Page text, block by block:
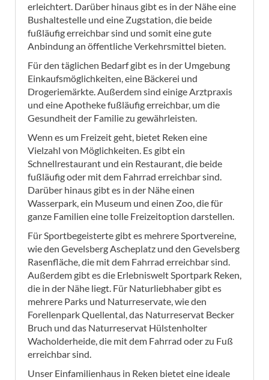
erleichtert. Darüber hinaus gibt es in der Nähe eine
Bushaltestelle und eine Zugstation, die beide
fußläufig erreichbar sind und somit eine gute
Anbindung an öffentliche Verkehrsmittel bieten.
Für den täglichen Bedarf gibt es in der Umgebung
Einkaufsmöglichkeiten, eine Bäckerei und
Drogeriemärkte. Außerdem sind einige Arztpraxis
und eine Apotheke fußläufig erreichbar, um die
Gesundheit der Familie zu gewährleisten.
Wenn es um Freizeit geht, bietet Reken eine
Vielzahl von Möglichkeiten. Es gibt ein
Schnellrestaurant und ein Restaurant, die beide
fußläufig oder mit dem Fahrrad erreichbar sind.
Darüber hinaus gibt es in der Nähe einen
Wasserpark, ein Museum und einen Zoo, die für
ganze Familien eine tolle Freizeitoption darstellen.
Für Sportbegeisterte gibt es mehrere Sportvereine,
wie den Gevelsberg Ascheplatz und den Gevelsberg
Rasenfläche, die mit dem Fahrrad erreichbar sind.
Außerdem gibt es die Erlebniswelt Sportpark Reken,
die in der Nähe liegt. Für Naturliebhaber gibt es
mehrere Parks und Naturreservate, wie den
Forellenpark Quellental, das Naturreservat Becker
Bruch und das Naturreservat Hülstenholter
Wacholderheide, die mit dem Fahrrad oder zu Fuß
erreichbar sind.
Unser Einfamilienhaus in Reken bietet eine ideale